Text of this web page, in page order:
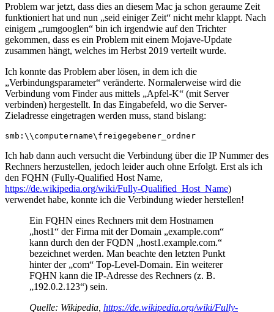
Problem war jetzt, dass dies an diesem Mac ja schon geraume Zeit
funktioniert hat und nun „seid einiger Zeit“ nicht mehr klappt. Nach
einigem „rumgooglen“ bin ich irgendwie auf den Trichter
gekommen, dass es ein Problem mit einem Mojave-Update
zusammen hängt, welches im Herbst 2019 verteilt wurde.
Ich konnte das Problem aber lösen, in dem ich die
„Verbindungsparameter“ veränderte. Normalerweise wird die
Verbindung vom Finder aus mittels „Apfel-K“ (mit Server
verbinden) hergestellt. In das Eingabefeld, wo die Server-
Zieladresse eingetragen werden muss, stand bislang:
smb:\\computername\freigegebener_ordner
Ich hab dann auch versucht die Verbindung über die IP Nummer des
Rechners herzustellen, jedoch leider auch ohne Erfolgt. Erst als ich
den FQHN (Fully-Qualified Host Name,
https://de.wikipedia.org/wiki/Fully-Qualified_Host_Name)
verwendet habe, konnte ich die Verbindung wieder herstellen!
Ein FQHN eines Rechners mit dem Hostnamen
„host1“ der Firma mit der Domain „example.com“
kann durch den der FQDN „host1.example.com.“
bezeichnet werden. Man beachte den letzten Punkt
hinter der „com“ Top-Level-Domain. Ein weiterer
FQHN kann die IP-Adresse des Rechners (z. B.
„192.0.2.123“) sein.
Quelle: Wikipedia, https://de.wikipedia.org/wiki/Fully-